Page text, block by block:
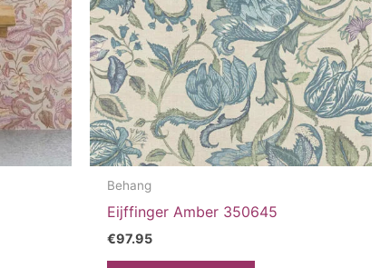
Behang
Eijffinger Amber 350645
€97.95